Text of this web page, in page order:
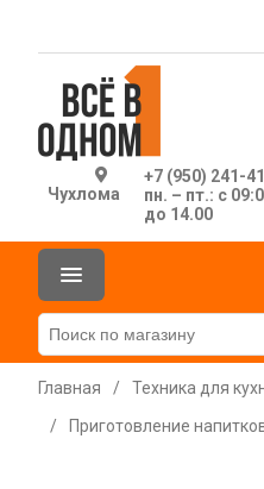
Чухлома
+7 (950) 241-
пн. – пт.: с
до 14.00
Главная /
Техника для
/
Приготовление